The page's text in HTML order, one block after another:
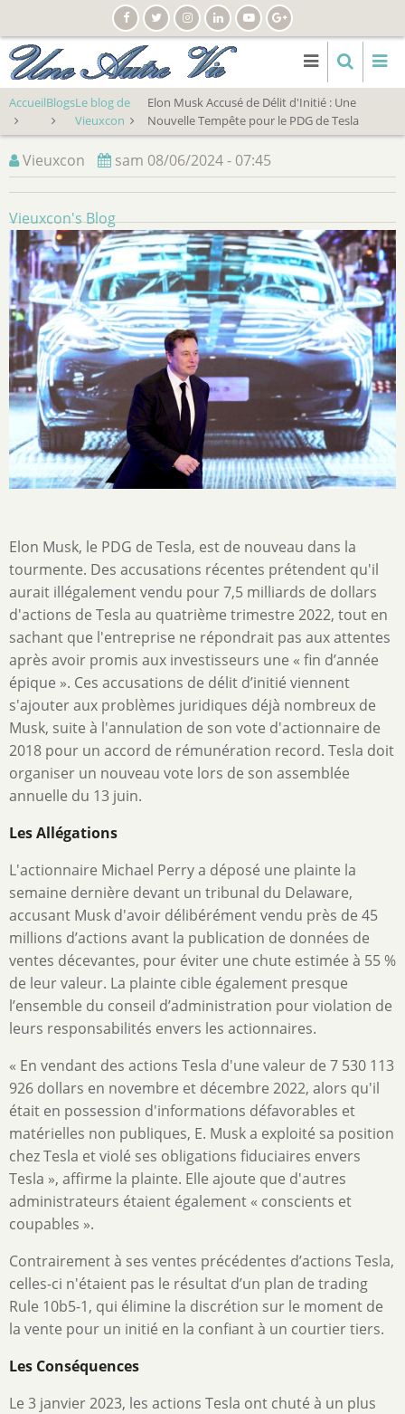
au
contenu
principal
AccueilBlogsLe blog de
Vieuxcon
Elon Musk Accusé de Délit d'Initié : Une
Nouvelle Tempête pour le PDG de Tesla
Vieuxcon sam 08/06/2024 - 07:45
Vieuxcon's Blog
Elon Musk, le PDG de Tesla, est de nouveau dans la
tourmente. Des accusations récentes prétendent qu'il
aurait illégalement vendu pour 7,5 milliards de dollars
d'actions de Tesla au quatrième trimestre 2022, tout en
sachant que l'entreprise ne répondrait pas aux attentes
après avoir promis aux investisseurs une « fin d’année
épique ». Ces accusations de délit d’initié viennent
s'ajouter aux problèmes juridiques déjà nombreux de
Musk, suite à l'annulation de son vote d'actionnaire de
2018 pour un accord de rémunération record. Tesla doit
organiser un nouveau vote lors de son assemblée
annuelle du 13 juin.
Les Allégations
L'actionnaire Michael Perry a déposé une plainte la
semaine dernière devant un tribunal du Delaware,
accusant Musk d'avoir délibérément vendu près de 45
millions d’actions avant la publication de données de
ventes décevantes, pour éviter une chute estimée à 55 %
de leur valeur. La plainte cible également presque
l’ensemble du conseil d’administration pour violation de
leurs responsabilités envers les actionnaires.
« En vendant des actions Tesla d'une valeur de 7 530 113
926 dollars en novembre et décembre 2022, alors qu'il
était en possession d'informations défavorables et
matérielles non publiques, E. Musk a exploité sa position
chez Tesla et violé ses obligations fiduciaires envers
Tesla », affirme la plainte. Elle ajoute que d'autres
administrateurs étaient également « conscients et
coupables ».
Contrairement à ses ventes précédentes d’actions Tesla,
celles-ci n'étaient pas le résultat d’un plan de trading
Rule 10b5-1, qui élimine la discrétion sur le moment de
la vente pour un initié en la confiant à un courtier tiers.
Les Conséquences
Le 3 janvier 2023, les actions Tesla ont chuté à un plus